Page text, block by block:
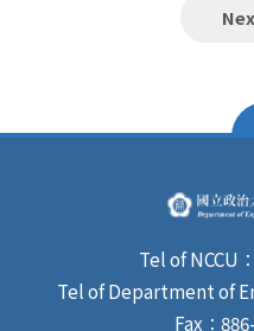
錄申請表，列印後，於5
340205室 英文系會議室 請攜帶學生證應試 五、錄取名
核准名單。 七、雙主修必
1. 外語能力檢定（0學分) 2. 西洋文學概論 (3學分) 3.
文學作品讀法 (3學分) 4.
英語口語訓練(一)：口語
語訓練(二)：口語訓練與
Tel of NCCU
Tel of Department of
Fax：